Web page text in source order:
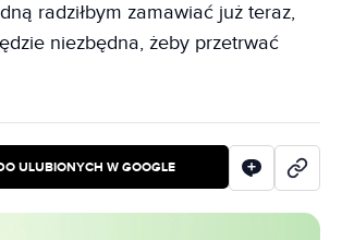
radziłbym zamawiać już teraz,
niezbędna, żeby przetrwać
ULUBIONYCH W GOOGLE